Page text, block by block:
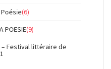
Poésie(6)
POESIE(9)
– Festival littéraire de